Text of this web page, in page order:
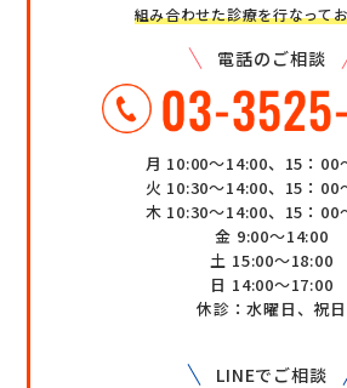
組み合わせた診療を行なって
電話のご相談
月 10:00～14:00、15：00
火 10:30～14:00、15：00
木 10:30～14:00、15：00
金 9:00～14:00
土 15:00～18:00
日 14:00～17:00
休診：水曜日、祝日
LINEでご相談